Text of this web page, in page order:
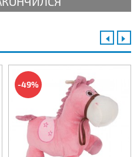
-49%